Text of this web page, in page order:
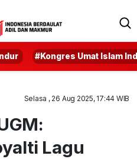
#Kongres Umat Islam
Selasa , 26 Aug 2025, 17:44 WIB
Lagu